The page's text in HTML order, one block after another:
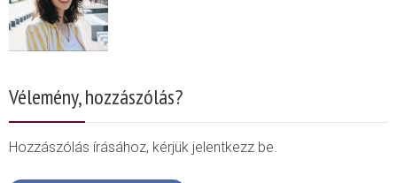
Vélemény, hozzászólás?
Hozzászólás írásához, kérjük jelentkezz be.